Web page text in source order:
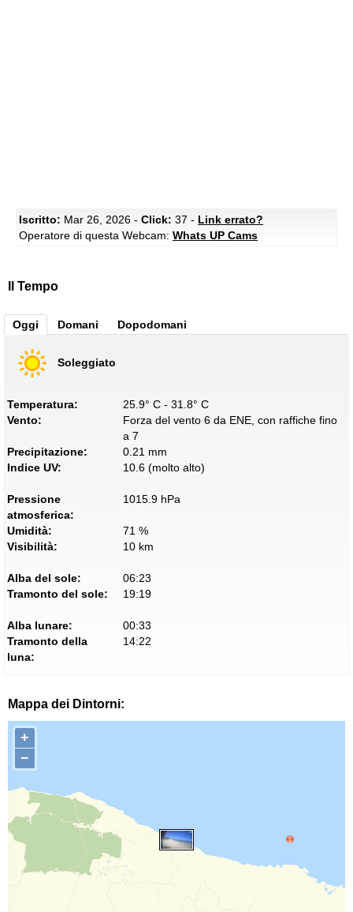
Iscritto: Mar 26, 2026 - Click: 37 - Link errato?
Operatore di questa Webcam: Whats UP Cams
Il Tempo
Oggi Domani Dopodomani
Soleggiato
Temperatura:
25.9° C - 31.8° C
Vento:
Forza del vento 6 da ENE, con raffiche fino
a 7
Precipitazione:
0.21 mm
Indice UV:
10.6 (molto alto)
Pressione
atmosferica:
1015.9 hPa
Umidità:
71 %
Visibilità:
10 km
Alba del sole:
06:23
Tramonto del sole:
19:19
Alba lunare:
00:33
Tramonto della
luna:
14:22
Mappa dei Dintorni:
+
−